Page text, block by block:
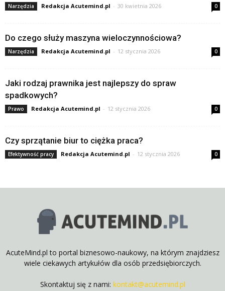
Narzędzia Redakcja Acutemind.pl - 30 kwietnia 2026 0
Do czego służy maszyna wieloczynnościowa?
Narzędzia Redakcja Acutemind.pl - 12 stycznia 2026 0
Jaki rodzaj prawnika jest najlepszy do spraw
spadkowych?
Prawo Redakcja Acutemind.pl - 12 stycznia 2026 0
Czy sprzątanie biur to ciężka praca?
Efektywność pracy Redakcja Acutemind.pl - 12 stycznia 2026 0
AcuteMind.pl to portal biznesowo-naukowy, na którym znajdziesz
wiele ciekawych artykułów dla osób przedsiębiorczych.
Skontaktuj się z nami: kontakt@acutemind.pl